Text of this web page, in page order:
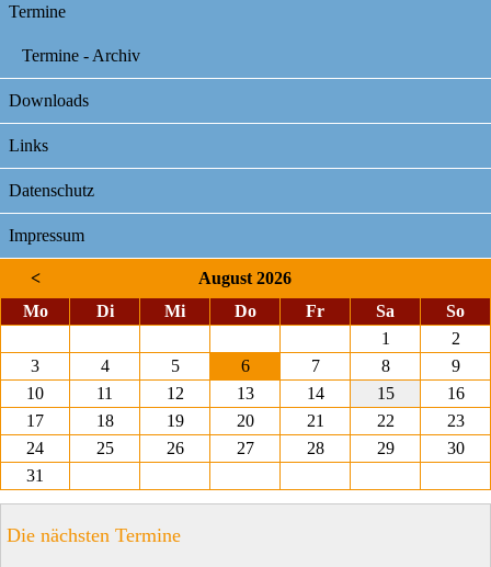
Termine
Termine - Archiv
Downloads
Links
Datenschutz
Impressum
<
August 2026
Montag Dienstag Mittwoch Donnerstag
Freitag Sa So
1
2
3
4 5 6 7 8
9
10
11 12 13 14 15
16
17
18 19 20 21 22
23
24
25 26 27 28 29
30
31
Die nächsten Termine